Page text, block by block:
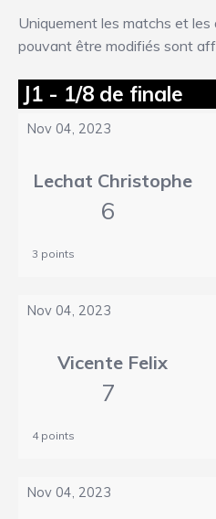
Uniquement les matchs et les
pouvant être modifiés sont
J1 - 1/8 de finale
Nov 04, 2023
Lechat Christophe
6
3 points
Nov 04, 2023
Vicente Felix
7
4 points
Nov 04, 2023